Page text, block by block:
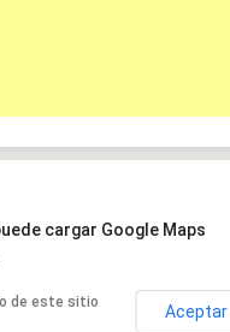
cargar Google Maps
de este sitio
Aceptar